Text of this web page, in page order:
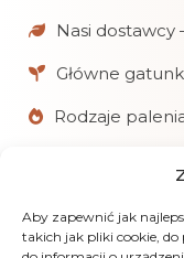
Aby zapewnić jak
takich jak pliki cookie,
Nasi dostawcy
Główne
Rodzaje
Chętnie
i akcesoriów.